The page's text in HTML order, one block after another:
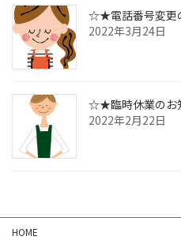
☆★電話番号変
2022年3月24日
☆★臨時休業の
2022年2月22日
HOME